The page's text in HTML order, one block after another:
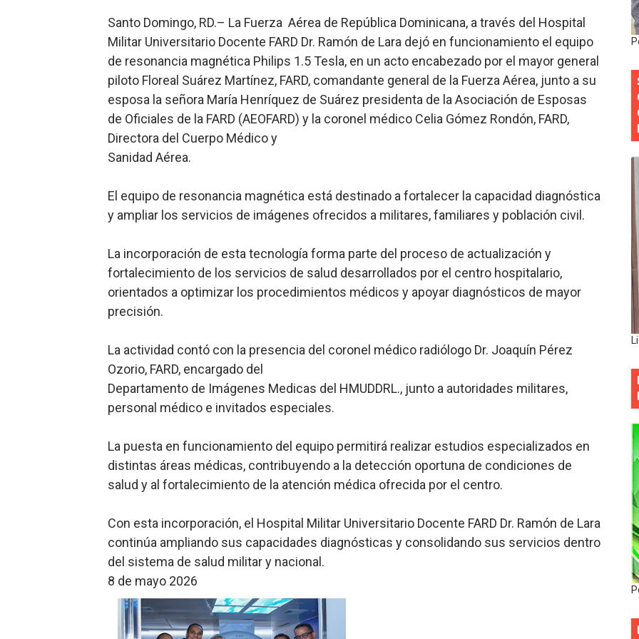
Lee Ballester a los que se forman como agentes “Todo el equipo de la DGM debe
Operativo Interinstitucional “Compromiso Ambiental 2.0”
Trabajadores de la prensa y Obispado de la Provincia Santo Domingo Acuerdan
Ministerio de Cultura anuncia ganadores de Premios Anuales de Literatura 2026 y el
Más de 180 dirigentes sindicales de las Américas se reúnen en República
Santo Domingo, RD.– La Fuerza Aérea de República Dominicana, a través del Hospital
Militar Universitario Docente FARD Dr. Ramón de Lara dejó en funcionamiento el equipo
de resonancia magnética Philips 1.5 Tesla, en un acto encabezado por el mayor general
piloto Floreal Suárez Martínez, FARD, comandante general de la Fuerza Aérea, junto a su
esposa la señora María Henríquez de Suárez presidenta de la Asociación de Esposas
de Oficiales de la FARD (AEOFARD) y la coronel médico Celia Gómez Rondón, FARD,
Directora del Cuerpo Médico y
Sanidad Aérea.
El equipo de resonancia magnética está destinado a fortalecer la capacidad diagnóstica
y ampliar los servicios de imágenes ofrecidos a militares, familiares y población civil.
La incorporación de esta tecnología forma parte del proceso de actualización y
fortalecimiento de los servicios de salud desarrollados por el centro hospitalario,
orientados a optimizar los procedimientos médicos y apoyar diagnósticos de mayor
precisión.
La actividad contó con la presencia del coronel médico radiólogo Dr. Joaquín Pérez
Ozorio, FARD, encargado del
Departamento de Imágenes Medicas del HMUDDRL., junto a autoridades militares,
personal médico e invitados especiales.
La puesta en funcionamiento del equipo permitirá realizar estudios especializados en
distintas áreas médicas, contribuyendo a la detección oportuna de condiciones de
salud y al fortalecimiento de la atención médica ofrecida por el centro.
Con esta incorporación, el Hospital Militar Universitario Docente FARD Dr. Ramón de Lara
continúa ampliando sus capacidades diagnósticas y consolidando sus servicios dentro
del sistema de salud militar y nacional.
8 de mayo 2026